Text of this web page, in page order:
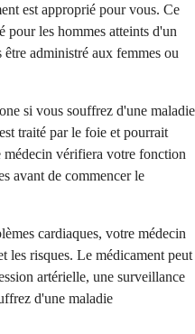
est approprié pour vous. Ce
pour les hommes atteints d'un
administré aux femmes ou
si vous souffrez d'une maladie
traité par le foie et pourrait
vérifiera votre fonction
avant de commencer le
cardiaques, votre médecin
les risques. Le médicament peut
artérielle, une surveillance
d'une maladie